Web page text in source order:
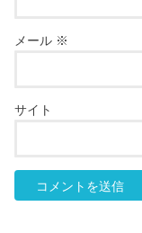
メール ※
サイト